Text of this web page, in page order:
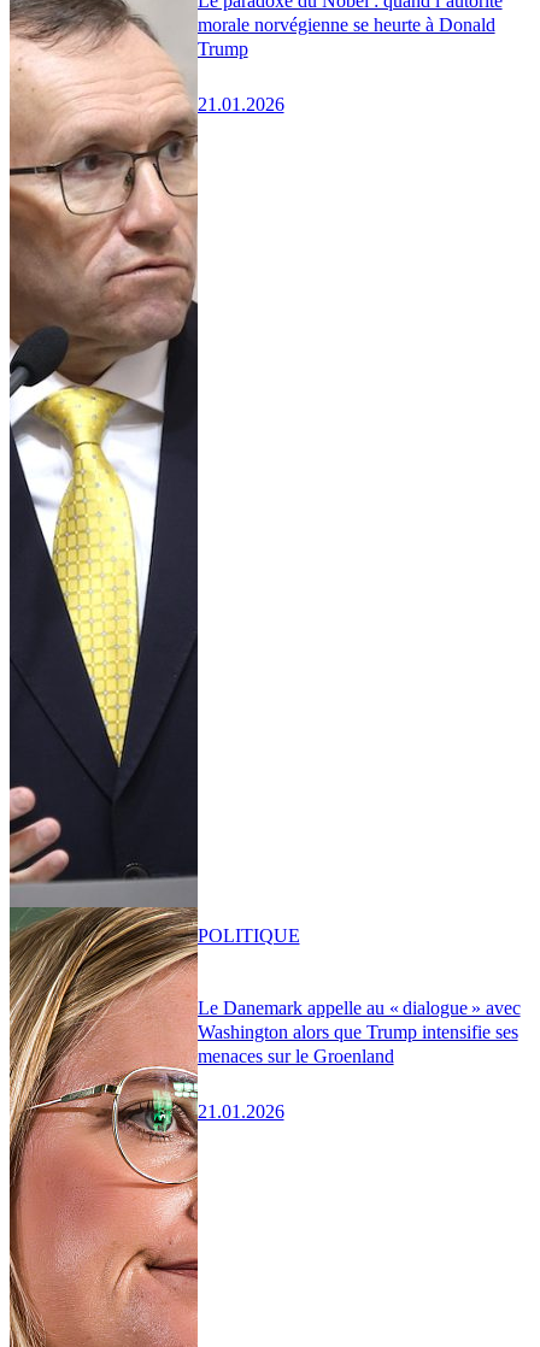
morale norvégienne se heurte à Donald
Trump
21.01.2026
Le Danemark appelle au « dialogue » avec
Washington alors que Trump intensifie ses
menaces sur le Groenland
21.01.2026
POLITIQUE